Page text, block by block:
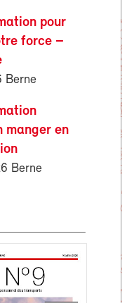
pour
force –
Berne
manger en
Berne